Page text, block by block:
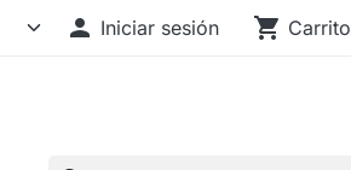
 Iniciar sesión shopping_cart Carrito